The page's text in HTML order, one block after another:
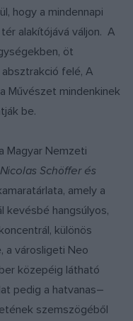
hogy a mindennapi
alakítójává váljon. A
öt
absztrakció felé, A
Művészet mindenkinek
be.
Magyar Nemzeti
Nicolas Schöffer és
amely a
kevésbé hangsúlyos,
különös
a városligeti Neo
közepéig látható
pedig a hatvanas–
szemszögéből